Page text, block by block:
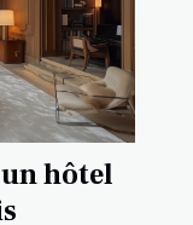
hôtel